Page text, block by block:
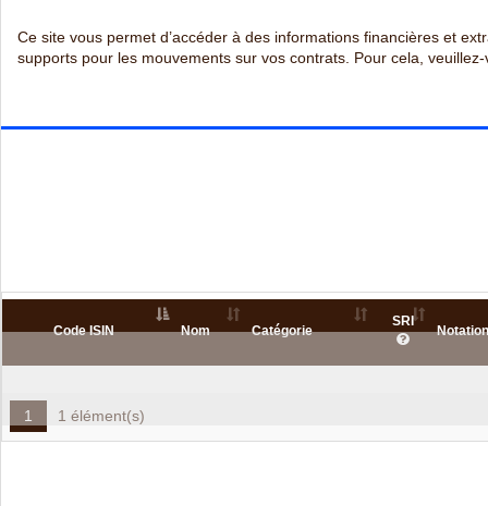
Ce site vous permet d’accéder à des informations financières et
supports pour les mouvements sur vos contrats. Pour cela,
Code ISIN Nom Catégorie
SRI
Notation
1 1 élément(s)